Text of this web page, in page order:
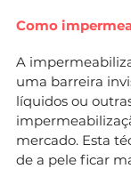
Como
A
uma barreira
líquidos ou
mercado. Esta
de a pele ficar